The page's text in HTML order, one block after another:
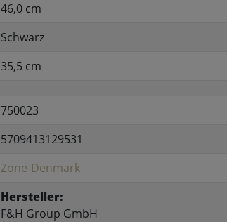
46,0 cm
Schwarz
35,5 cm
750023
5709413129531
Zone-Denmark
Hersteller:
F&H Group GmbH